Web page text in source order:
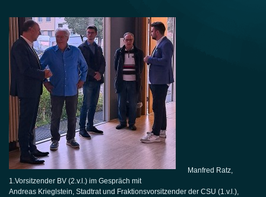
Manfred Ratz,
1.Vorsitzender BV (2.v.l.) im Gespräch mit
Andreas Krieglstein, Stadtrat und Fraktionsvorsitzender der CSU (1.v.l.),